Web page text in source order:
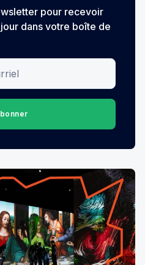
pour recevoir
dans votre boîte de